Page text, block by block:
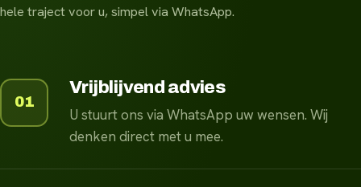
hele traject voor u, simpel via WhatsApp.
01
Vrijblijvend advies
U stuurt ons via WhatsApp uw wensen. Wij
denken direct met u mee.